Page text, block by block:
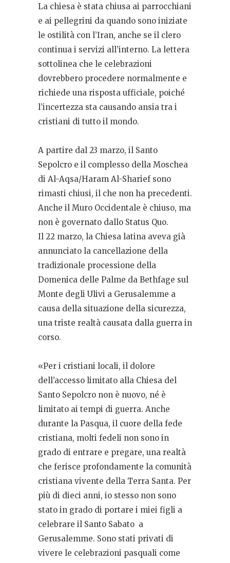
La chiesa è stata chiusa ai parrocchiani
e ai pellegrini da quando sono iniziate
le ostilità con l’Iran, anche se il clero
continua i servizi all’interno. La lettera
sottolinea che le celebrazioni
dovrebbero procedere normalmente e
richiede una risposta ufficiale, poiché
l’incertezza sta causando ansia tra i
cristiani di tutto il mondo.
A partire dal 23 marzo, il Santo
Sepolcro e il complesso della Moschea
di Al-Aqsa/Haram Al-Sharief sono
rimasti chiusi, il che non ha precedenti.
Anche il Muro Occidentale è chiuso, ma
non è governato dallo Status Quo.
Il 22 marzo, la Chiesa latina aveva già
annunciato la cancellazione della
tradizionale processione della
Domenica delle Palme da Bethfage sul
Monte degli Ulivi a Gerusalemme a
causa della situazione della sicurezza,
una triste realtà causata dalla guerra in
corso.
«Per i cristiani locali, il dolore
dell’accesso limitato alla Chiesa del
Santo Sepolcro non è nuovo, né è
limitato ai tempi di guerra. Anche
durante la Pasqua, il cuore della fede
cristiana, molti fedeli non sono in
grado di entrare e pregare, una realtà
che ferisce profondamente la comunità
cristiana vivente della Terra Santa. Per
più di dieci anni, io stesso non sono
stato in grado di portare i miei figli a
celebrare il Santo Sabato a
Gerusalemme. Sono stati privati di
vivere le celebrazioni pasquali come